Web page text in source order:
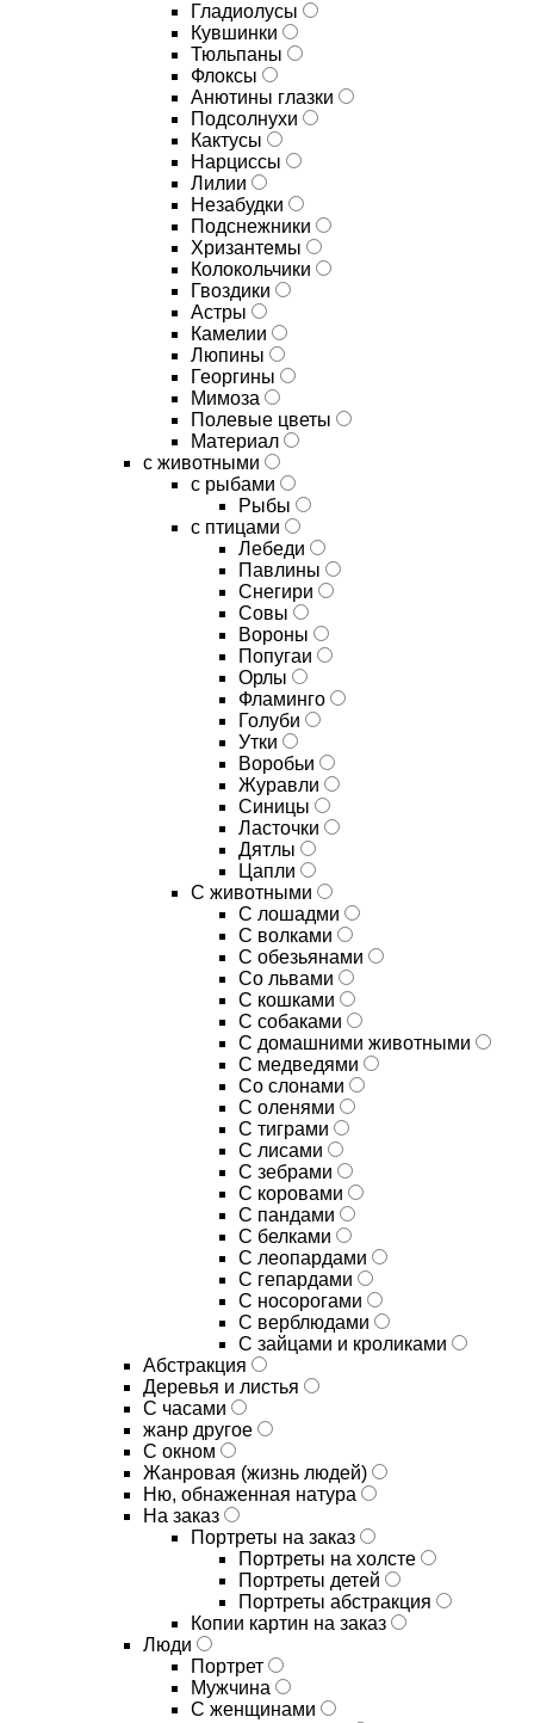
Гладиолусы
Кувшинки
Тюльпаны
Флоксы
Анютины глазки
Подсолнухи
Кактусы
Нарциссы
Лилии
Незабудки
Подснежники
Хризантемы
Колокольчики
Гвоздики
Астры
Камелии
Люпины
Георгины
Мимоза
Полевые цветы
Материал
с животными
с рыбами
Рыбы
с птицами
Лебеди
Павлины
Снегири
Совы
Вороны
Попугаи
Орлы
Фламинго
Голуби
Утки
Воробьи
Журавли
Синицы
Ласточки
Дятлы
Цапли
С животными
С лошадми
С волками
С обезьянами
Со львами
С кошками
С собаками
С домашними животными
С медведями
Со слонами
С оленями
С тиграми
С лисами
С зебрами
С коровами
С пандами
С белками
С леопардами
С гепардами
С носорогами
С верблюдами
С зайцами и кроликами
Абстракция
Деревья и листья
С часами
жанр другое
С окном
Жанровая (жизнь людей)
Ню, обнаженная натура
На заказ
Портреты на заказ
Портреты на холсте
Портреты детей
Портреты абстракция
Копии картин на заказ
Люди
Портрет
Мужчина
С женщинами